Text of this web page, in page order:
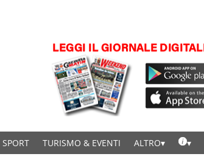
SPORT TURISMO & EVENTI ALTRO